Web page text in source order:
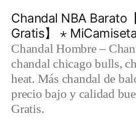
contenido
Chandal NBA Barato
Gratis】 ⋆
Chandal Hombre –
chandal chicago bulls,
heat. Más chandal de
precio bajo y calidad
Gratis.